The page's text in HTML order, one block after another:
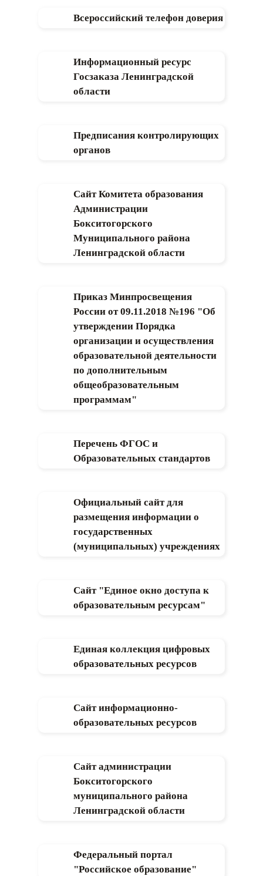
Всероссийский телефон доверия
Информационный ресурс
Госзаказа Ленинградской
области
Предписания контролирующих
органов
Сайт Комитета образования
Администрации
Бокситогорского
Муниципального района
Ленинградской области
Приказ Минпросвещения
России от 09.11.2018 №196 "Об
утверждении Порядка
организации и осуществления
образовательной деятельности
по дополнительным
общеобразовательным
программам"
Перечень ФГОС и
Образовательных стандартов
Официальный сайт для
размещения информации о
государственных
(муниципальных) учреждениях
Сайт "Единое окно доступа к
образовательным ресурсам"
Единая коллекция цифровых
образовательных ресурсов
Сайт информационно-
образовательных ресурсов
Сайт администрации
Бокситогорского
муниципального района
Ленинградской области
Федеральный портал
"Российское образование"